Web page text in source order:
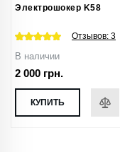
Электрошокер K58
Отзывов: 3
В наличии
2 000 грн.
КУПИТЬ